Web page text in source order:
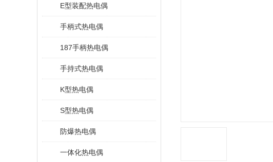
E型装配热电偶
手柄式热电偶
187手柄热电偶
手持式热电偶
K型热电偶
S型热电偶
防爆热电偶
一体化热电偶